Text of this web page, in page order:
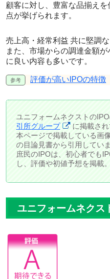
顧客に対し、豊富な品揃え
点が挙げられます。
売上高・経常利益 共に堅調な
また、市場からの調達金額
に良い内容も多いです。
評価が高いIPOの特徴
ユニフォームネクストの
引所グループ
に掲載され
本ページで掲載している画
の目論見書から引用していま
庶民のIPOは、初心者でも
し、評価や初値予想を掲載。
ユニフォームネクス